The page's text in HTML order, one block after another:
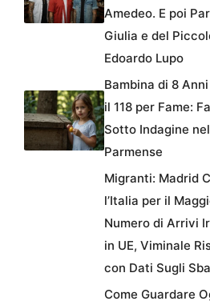
Amedeo. E poi
Giulia e del
Edoardo Lupo
Bambina di 8
il 118 per Fame:
Sotto Indagine nel
Parmense
Migranti: Madrid
l’Italia per il
Numero di Arrivi
in UE, Viminale
con Dati Sugli
Come Guardare